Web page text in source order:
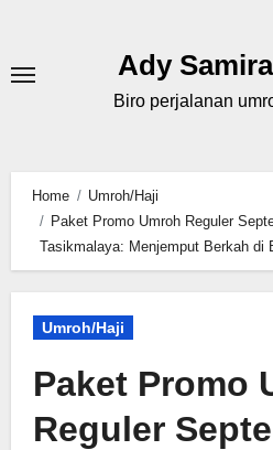
content
Ady
Biro perjalanan
Home
Umroh/Haji
Paket Promo Umroh Reguler
Tasikmalaya: Menjemput Berkah di
Umroh/Haji
Paket Promo
Reguler